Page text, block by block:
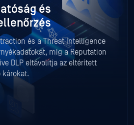
és
és a Threat Intelligence
míg a Reputation
DLP eltávolítja az eltérített
károkat.